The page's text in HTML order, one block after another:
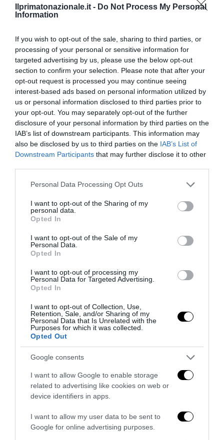
Ilprimatonazionale.it - Do Not Process My Personal
Information
If you wish to opt-out of the sale, sharing to third parties, or
processing of your personal or sensitive information for
targeted advertising by us, please use the below opt-out
section to confirm your selection. Please note that after your
opt-out request is processed you may continue seeing
interest-based ads based on personal information utilized by
us or personal information disclosed to third parties prior to
your opt-out. You may separately opt-out of the further
disclosure of your personal information by third parties on the
IAB’s list of downstream participants. This information may
also be disclosed by us to third parties on the IAB’s List of
Downstream Participants that may further disclose it to other
Please note that this website/app uses one or more Google
not limited to your visit or usage behaviour. You may click to
grant or deny consent to Google and its third-party tags to
use your data for below specified purposes in below Google
consent section.
Personal Data Processing Opt Outs
I want to opt-out of the Sharing of my
personal data.
Opted In
I want to opt-out of the Sale of my
Personal Data.
Opted In
I want to opt-out of processing my
Personal Data for Targeted Advertising.
Opted In
I want to opt-out of Collection, Use,
Retention, Sale, and/or Sharing of my
Personal Data that Is Unrelated with the
Purposes for which it was collected.
Opted Out
Google consents
I want to allow Google to enable storage
related to advertising like cookies on web or
device identifiers in apps.
I want to allow my user data to be sent to
Google for online advertising purposes.
previous post
Ucciso a sangue freddo: soldati inglesi incastrati da un filmato
next post
Il Brunei introduce la Sharia
YOU MAY ALSO LIKE
l’economia delle braccia
27 Luglio 2026